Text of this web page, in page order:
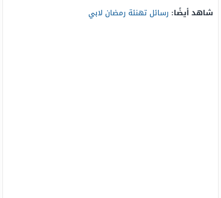
شاهد أيضًا: رسائل تهنئة رمضان لابي